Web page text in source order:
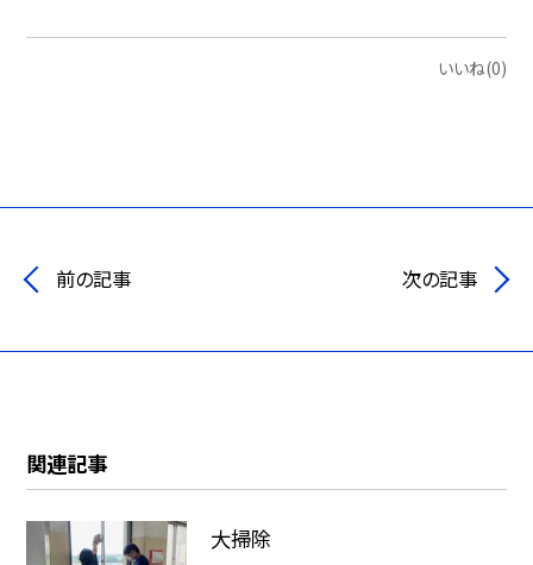
いいね(0)
前の記事 次の記事
関連記事
大掃除